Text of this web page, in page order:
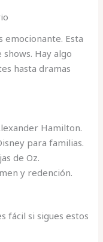
emocionante. Esta
Hay algo
hasta dramas
Hamilton.
para familias.
de Oz.
y redención.
fácil si sigues estos